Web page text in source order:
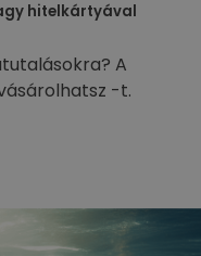
hitelkártyával
A
-t.